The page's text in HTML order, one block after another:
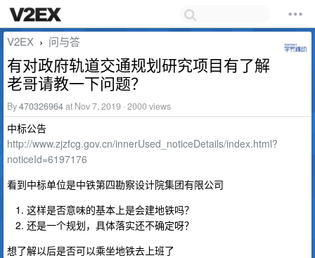
V2EX › 问与答
有对政府轨道交通规划研究项目有了解
老哥请教一下问题？
By470326964at Nov 7, 2019 · 2000 views
中标公告
http://www.zjzfcg.gov.cn/innerUsed_noticeDetails/index.html?
noticeId=6197176
看到中标单位是中铁第四勘察设计院集团有限公司
这样是否意味的基本上是会建地铁吗？
还是一个规划，具体落实还不确定呀？
想了解以后是否可以乘坐地铁去上班了